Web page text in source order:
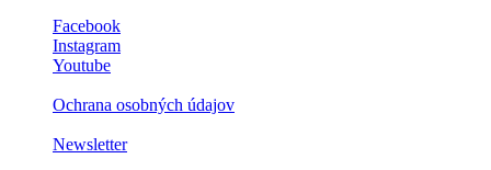
Facebook
Instagram
Youtube
Ochrana osobných údajov
Newsletter